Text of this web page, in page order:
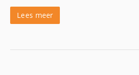
Lees meer